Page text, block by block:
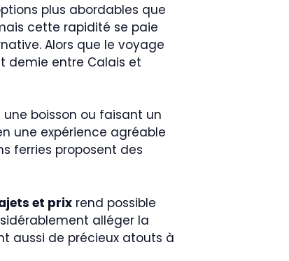
plus abordables que
cette rapidité se paie
Alors que le voyage
demie entre Calais et
boisson ou faisant un
une expérience agréable
ferries proposent des
et prix rend possible
alléger la
aussi de précieux atouts à